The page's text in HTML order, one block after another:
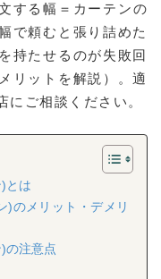
する幅＝カーテンの
で頼むと張り詰めた
持たせるのが失敗回
リットを解説）。適
ご相談ください。
とは
)のメリット・デメリ
の注意点